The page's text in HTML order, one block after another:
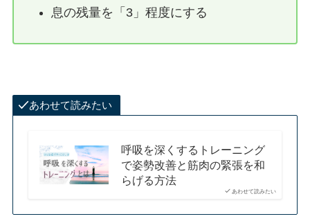
息の残量を「3」程度にする
あわせて読みたい
あわせて読みたい
呼吸を深くするトレーニング
で姿勢改善と筋肉の緊張を和
らげる方法